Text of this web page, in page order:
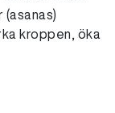
kroppen, öka